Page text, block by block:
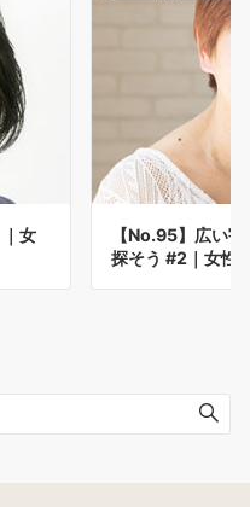
女
【No.95】広い
探そう #2｜女性